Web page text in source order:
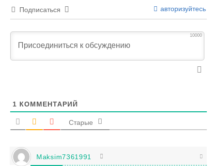
Подписаться авторизуйтесь
10000
1 КОММЕНТАРИЙ
Старые
Maksim7361991